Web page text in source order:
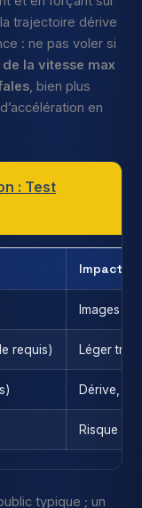
trajectoire dérive
: ne pas voler si
de la vitesse max
, bien plus
en
: Test
Impact
Images
requis) Léger
Dérive,
Risque
typique ; un